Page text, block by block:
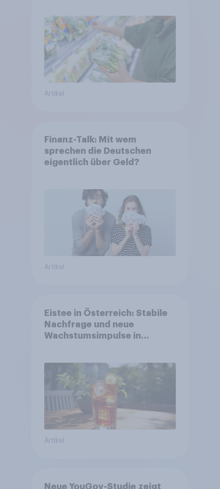
Artikel
Finanz-Talk: Mit wem
sprechen die Deutschen
eigentlich über Geld?
Artikel
Eistee in Österreich: Stabile
Nachfrage und neue
Wachstumsimpulse in
Artikel
Neue YouGov-Studie zeigt